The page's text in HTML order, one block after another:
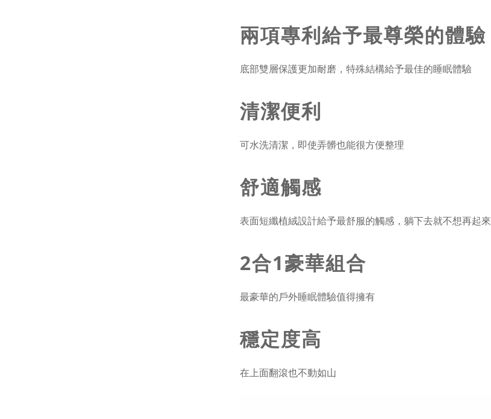
兩項專利給予最尊榮的體驗
底部雙層保護更加耐磨，特殊結構給予最佳的睡眠體驗
清潔便利
可水洗清潔，即使弄髒也能很方便整理
舒適觸感
表面短纖植絨設計給予最舒服的觸感，躺下去就不想再起來
2合1豪華組合
最豪華的戶外睡眠體驗值得擁有
穩定度高
在上面翻滾也不動如山